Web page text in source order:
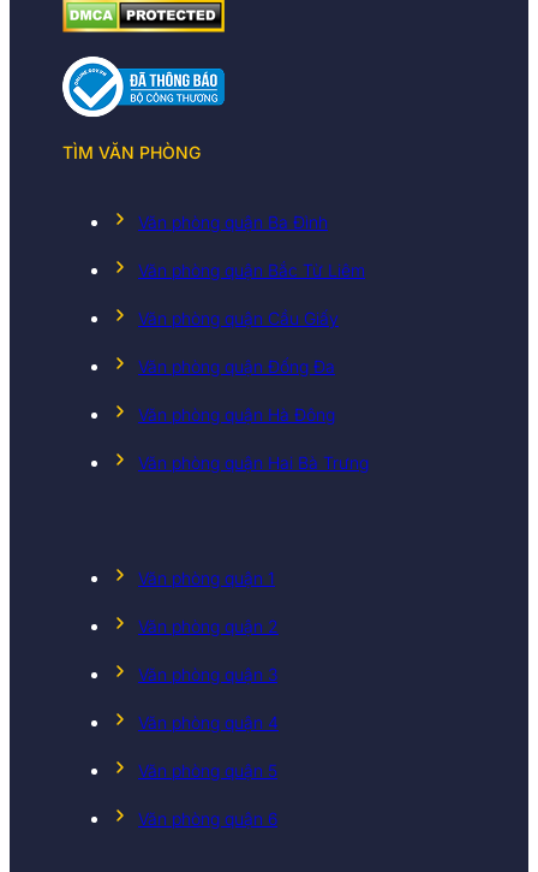
TÌM VĂN PHÒNG
Văn phòng quận Ba Đình
Văn phòng quận Bắc Từ Liêm
Văn phòng quận Cầu Giấy
Văn phòng quận Đống Đa
Văn phòng quận Hà Đông
Văn phòng quận Hai Bà Trưng
Văn phòng quận 1
Văn phòng quận 2
Văn phòng quận 3
Văn phòng quận 4
Văn phòng quận 5
Văn phòng quận 6